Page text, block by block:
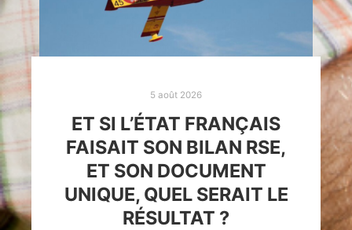
5 août 2026
ET SI L’ÉTAT FRANÇAIS
FAISAIT SON BILAN RSE,
ET SON DOCUMENT
UNIQUE, QUEL SERAIT LE
RÉSULTAT ?